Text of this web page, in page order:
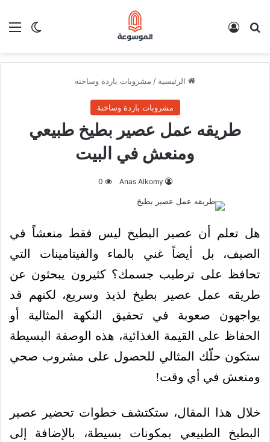
الوضع بحث عن
الرئيسية / مشروبات باردة وساخنة
مشروبات باردة وساخنة
طريقه عمل عصير بطيخ طبيعي
ومنعش في البيت
Anas Alkomy
0
هل تعلم أن عصير البطيخ ليس فقط منعشاً في
الصيف، بل أيضاً غني بالماء والفيتامينات التي
تحافظ على ترطيب جسمك؟ كثيرون يبحثون عن
طريقه عمل عصير بطيخ لذيذ وسريع، لكنهم قد
يواجهون صعوبة في تحقيق النكهة المثالية أو
الحفاظ على القيمة الغذائية، هذه الوصفة البسيطة
ستكون حلّك المثالي للحصول على مشروب صحي
ومنعش في أي وقت!
خلال هذا المقال، ستكتشف خطوات تحضير عصير
البطيخ الطبيعي بمكونات بسيطة، بالإضافة إلى